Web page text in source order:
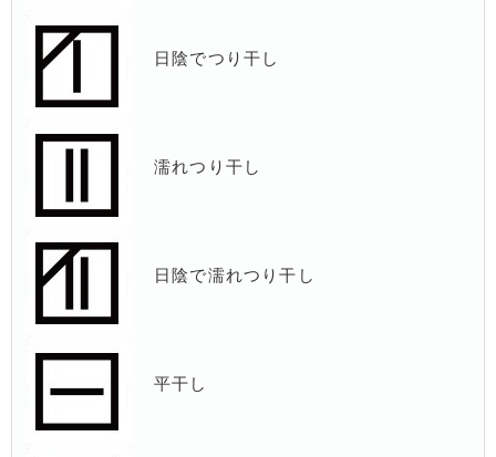
日陰でつり干し
濡れつり干し
日陰で濡れつり干し
平干し